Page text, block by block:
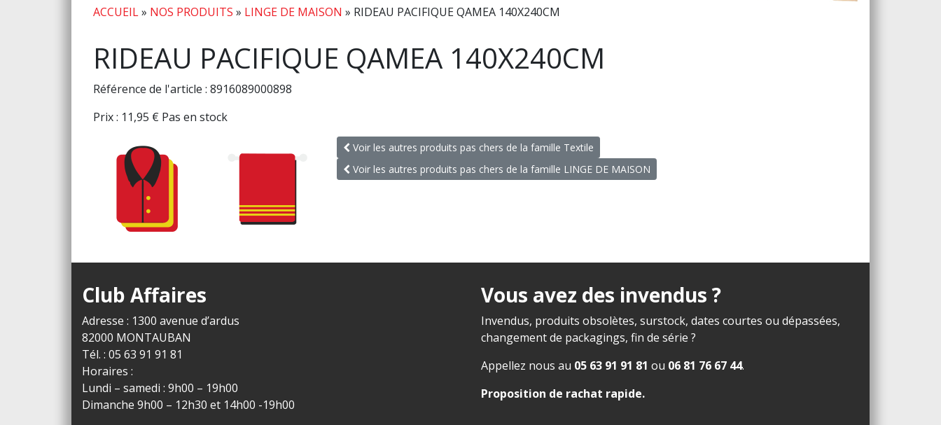
ACCUEIL» NOS PRODUITS » LINGE DE MAISON » RIDEAU PACIFIQUE QAMEA 140X240CM
RIDEAU PACIFIQUE QAMEA 140X240CM
Référence de l'article : 8916089000898
Prix : 11,95 € Pas en stock
Voir les autres produits pas chers de la famille Textile
Voir les autres produits pas chers de la famille LINGE DE MAISON
Club Affaires
Adresse : 1300 avenue d’ardus
82000 MONTAUBAN
Tél. : 05 63 91 91 81
Horaires :
Lundi – samedi : 9h00 – 19h00
Dimanche 9h00 – 12h30 et 14h00 -19h00
Vous avez des invendus ?
Invendus, produits obsolètes, surstock, dates courtes ou dépassées,
changement de packagings, fin de série ?
Appellez nous au 05 63 91 91 81 ou 06 81 76 67 44.
Proposition de rachat rapide.